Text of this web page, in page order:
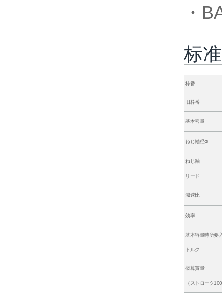
・
标
枠番
旧枠番
基本容量
ねじ軸径Φ
ねじ軸
リード
減速比
効率
基本容量時所要
トルク
概算質量
（ストローク